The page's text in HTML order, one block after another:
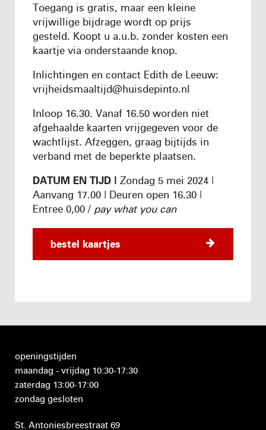
Toegang is gratis, maar een kleine
vrijwillige bijdrage wordt op prijs
gesteld. Koopt u a.u.b. zonder kosten een
kaartje via onderstaande knop.
Inlichtingen en contact Edith de Leeuw:
vrijheidsmaaltijd@huisdepinto.nl
Inloop 16.30. Vanaf 16.50 worden niet
afgehaalde kaarten vrijgegeven voor de
wachtlijst. Afzeggen, graag bijtijds in
verband met de beperkte plaatsen.
DATUM EN TIJD | Zondag 5 mei 2024 |
Aanvang 17.00 | Deuren open 16.30 |
Entree 0,00 / pay what you can
bestel kaartjes
openingstijden
maandag - vrijdag 10:30-17:30
zaterdag 13:00-17:00
zondag gesloten
St. Antoniesbreestraat 69